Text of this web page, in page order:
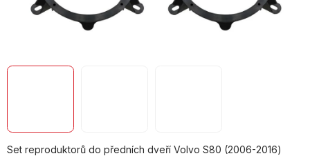
Set reproduktorů do předních dveří Volvo S80 (2006-2016)